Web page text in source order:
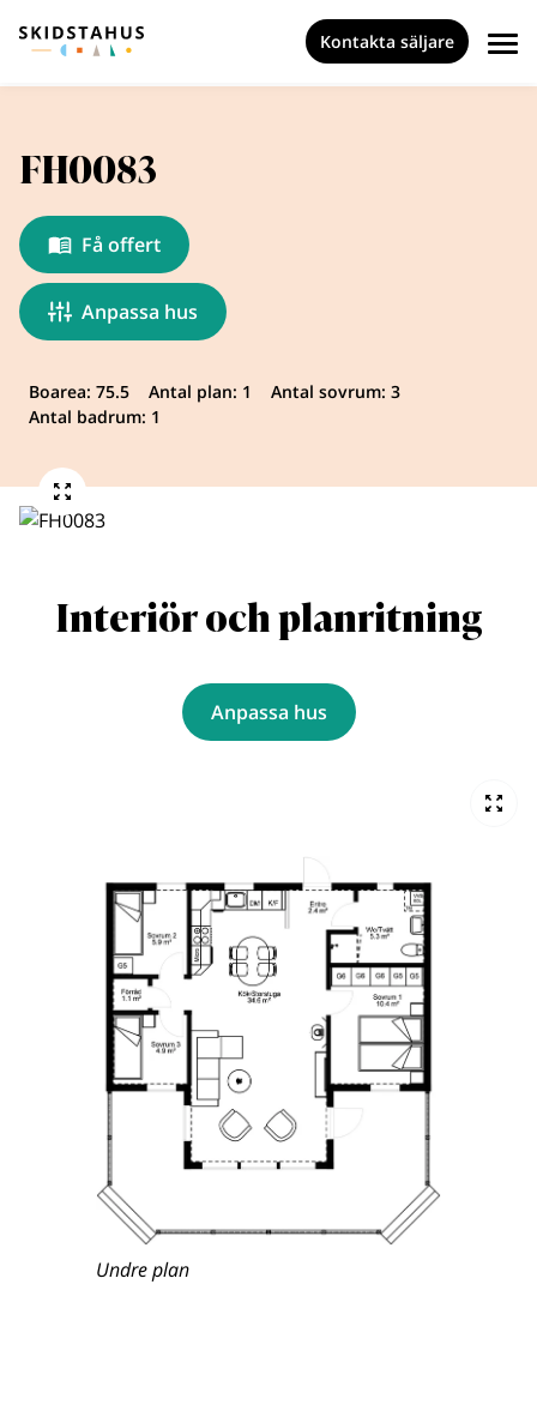
Kontakta säljare
FH0083
Få offert
Anpassa hus
Boarea: 75.5 Antal plan: 1
Antal sovrum: 3
Antal badrum: 1
Interiör och planritning
Anpassa hus
Undre plan